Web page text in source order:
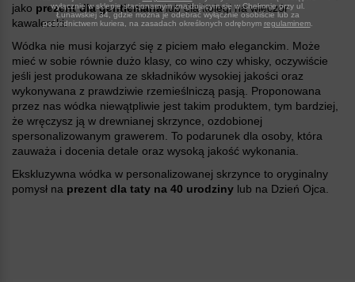
wyłącznie w sklepie stacjonarnym znajdującym się w Chełmnie przy ul.
Łunawskiej 34, gdzie można je odebrać wyłącznie osobiście lub za
pośrednictwem kuriera, na zasadach określonych odrębnym regulaminem.
jako prezent dla gentlemanalub dla kolegi na wieczór
kawalerski.
Wódka nie musi kojarzyć się z piciem mało eleganckim. Może
mieć w sobie równie dużo klasy, co wino czy whisky, oczywiście
jeśli jest produkowana ze składników wysokiej jakości oraz
wykonywana z prawdziwie rzemieślniczą pasją. Proponowana
przez nas wódka niewątpliwie jest takim produktem, tym bardziej,
że wręczysz ją w drewnianej skrzynce, ozdobionej
spersonalizowanym grawerem. To podarunek dla osoby, która
zauważa i docenia detale oraz wysoką jakość wykonania.
Ekskluzywna wódka w personalizowanej skrzynce to oryginalny
pomysł na prezent dla taty na 40 urodziny lub na Dzień Ojca.